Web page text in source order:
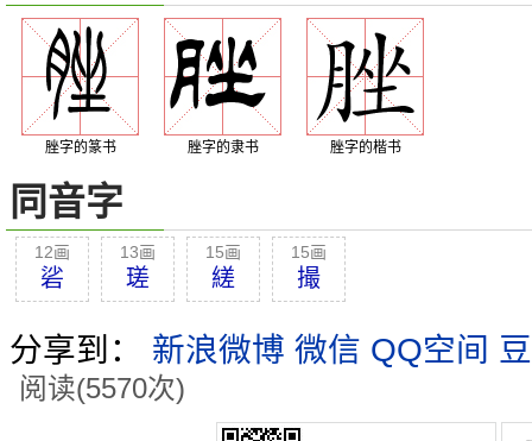
脞字的篆书 脞字的隶书 脞字的楷书
同音字
12画
硰
13画
瑳
15画
縒
15画
撮
分享到： 新浪微博 微信 QQ空间
阅读(5570次)